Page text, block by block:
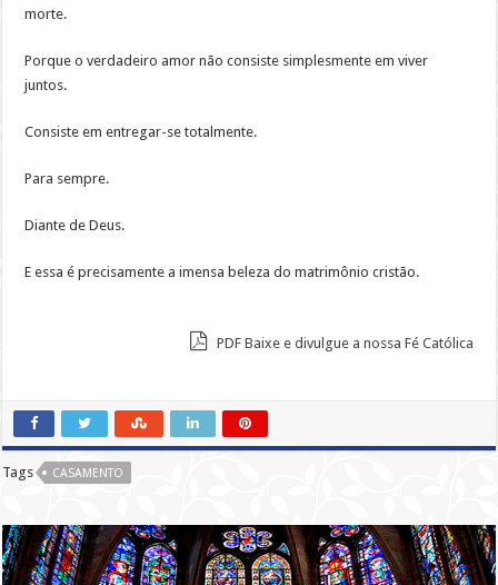
morte.
Porque o verdadeiro amor não consiste simplesmente em viver
juntos.
Consiste em entregar-se totalmente.
Para sempre.
Diante de Deus.
E essa é precisamente a imensa beleza do matrimônio cristão.
PDF Baixe e divulgue a nossa Fé Católica
Tags CASAMENTO